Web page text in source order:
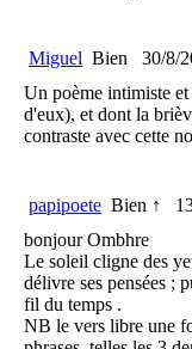
Miguel Bien
30/8/
Un poème intimiste
d'eux), et dont la
contraste avec cette
papipoete Bien ↑
bonjour Ombhre
Le soleil cligne des
délivre ses pensées ;
fil du temps .
NB le vers libre une